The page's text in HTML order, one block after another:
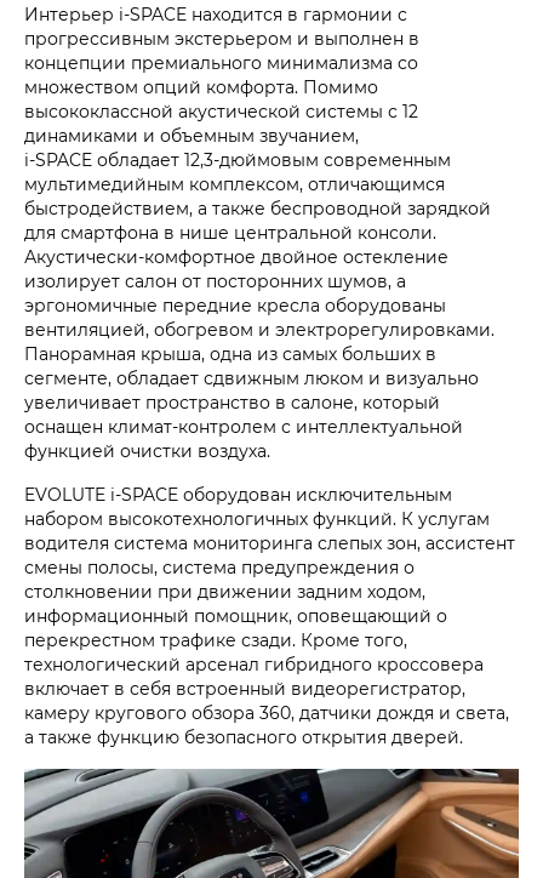
Интерьер i‑SPACE находится в гармонии с
прогрессивным экстерьером и выполнен в
концепции премиального минимализма со
множеством опций комфорта. Помимо
высококлассной акустической системы с 12
динамиками и объемным звучанием,
i‑SPACE обладает 12,3-дюймовым современным
мультимедийным комплексом, отличающимся
быстродействием, а также беспроводной зарядкой
для смартфона в нише центральной консоли.
Акустически-комфортное двойное остекление
изолирует салон от посторонних шумов, а
эргономичные передние кресла оборудованы
вентиляцией, обогревом и электрорегулировками.
Панорамная крыша, одна из самых больших в
сегменте, обладает сдвижным люком и визуально
увеличивает пространство в салоне, который
оснащен климат-контролем с интеллектуальной
функцией очистки воздуха.
EVOLUTE i‑SPACE оборудован исключительным
набором высокотехнологичных функций. К услугам
водителя система мониторинга слепых зон, ассистент
смены полосы, система предупреждения о
столкновении при движении задним ходом,
информационный помощник, оповещающий о
перекрестном трафике сзади. Кроме того,
технологический арсенал гибридного кроссовера
включает в себя встроенный видеорегистратор,
камеру кругового обзора 360, датчики дождя и света,
а также функцию безопасного открытия дверей.